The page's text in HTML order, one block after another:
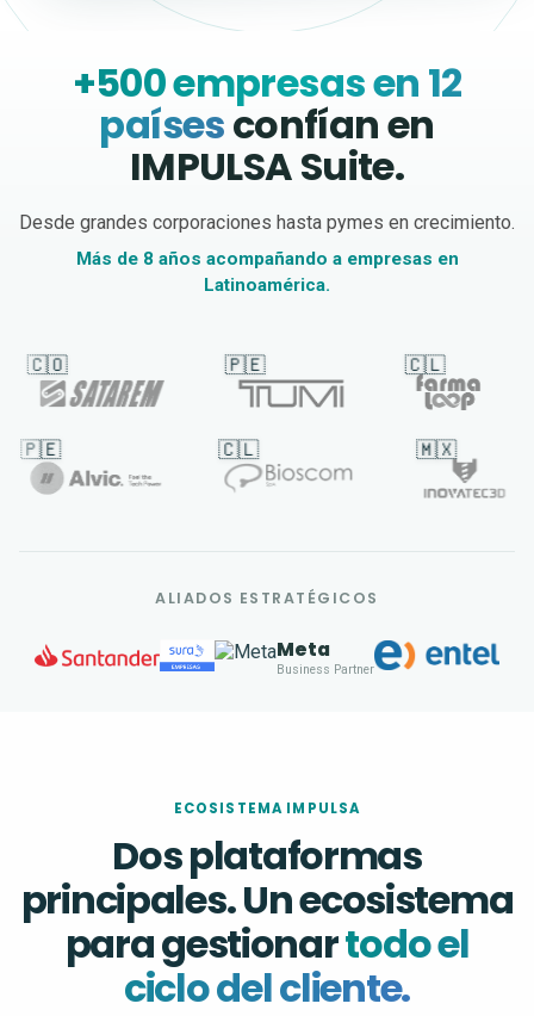
+500 empresas en 12
paísesconfían en
IMPULSA Suite.
Desde grandes corporaciones hasta pymes en crecimiento.
Más de 8 años acompañando a empresas en
Latinoamérica.
🇵🇪 🇨🇱 🇲🇽
ALIADOS ESTRATÉGICOS
Meta
Business Partner
ECOSISTEMA IMPULSA
Dos plataformas
principales. Un ecosistema
para gestionartodo el
ciclo del cliente.